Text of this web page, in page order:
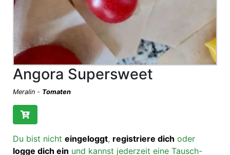
Angora Supersweet
Meralin - Tomaten
Du bist nicht eingeloggt, registriere dich oder
logge dich ein und kannst jederzeit eine Tausch-